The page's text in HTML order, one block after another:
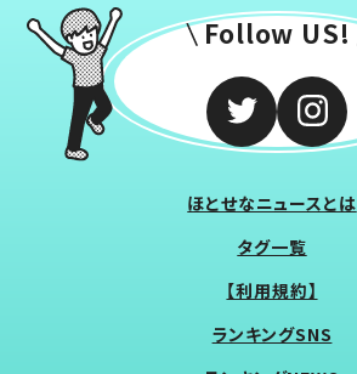
Follow US!
ほとせなニュースとは
タグ一覧
【利用規約】
ランキングSNS